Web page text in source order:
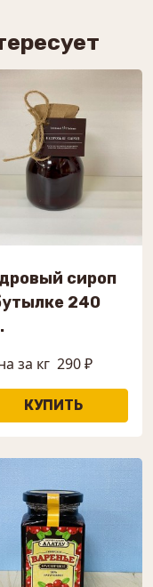
сироп
240
за кг 290 ₽